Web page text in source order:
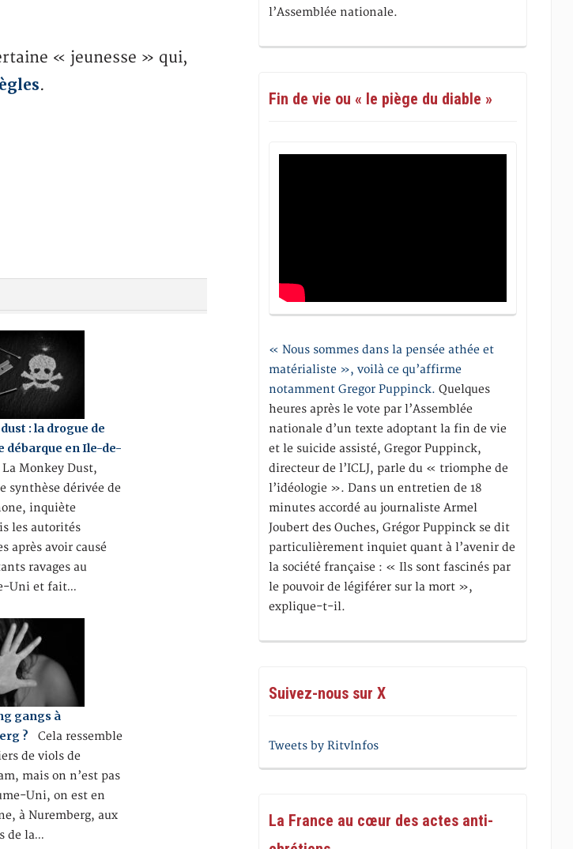
« jeunesse » qui,
.
: la drogue de
débarque en Ile-de-
La Monkey Dust,
synthèse dérivée de
inquiète
les autorités
après avoir causé
ravages au
Uni et fait…
gangs à
? Cela ressemble
de viols de
mais on n’est pas
Uni, on est en
à Nuremberg, aux
de la…
l’Assemblée nationale.
Fin de vie ou « le piège du diable »
« Nous sommes dans la pensée athée et
matérialiste », voilà ce qu’affirme
notamment Gregor Puppinck. Quelques
heures après le vote par l’Assemblée
nationale d’un texte adoptant la fin de vie
et le suicide assisté, Gregor Puppinck,
directeur de l’ICLJ, parle du « triomphe de
l’idéologie ». Dans un entretien de 18
minutes accordé au journaliste Armel
Joubert des Ouches, Grégor Puppinck se dit
particulièrement inquiet quant à l’avenir de
la société française : « Ils sont fascinés par
le pouvoir de légiférer sur la mort »,
explique-t-il.
Suivez-nous sur X
Tweets by RitvInfos
La France au cœur des actes anti-